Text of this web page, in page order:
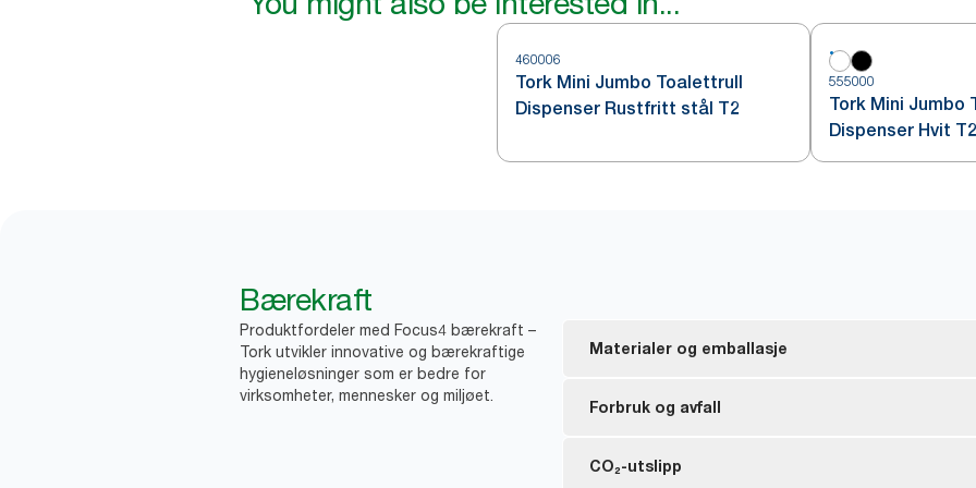
460006
Tork Mini Jumbo Toalettrull
Dispenser Rustfritt stål T2
555000
Tork Mini Jumbo
Dispenser Hvit T2
Bærekraft
Produktfordeler med Focus4 bærekraft –
Tork utvikler innovative og bærekraftige
hygieneløsninger som er bedre for
virksomheter, mennesker og miljøet.
Materialer og emballasje
FSC®-merkede refiller – laget av fiber fra
70 % av fibrene kommer fra alternative kilder,
Forbruk og avfall
Ingen hylser og innpakning betyr mindre avfall.
CO₂-utslipp